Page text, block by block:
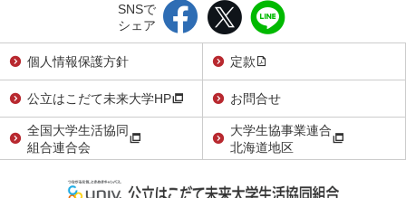
SNSで
シェア
個人情報保護方針
定款
公立はこだて未来大学HP
お問合せ
全国大学生活協同
組合連合会
大学生協事業連合
北海道地区